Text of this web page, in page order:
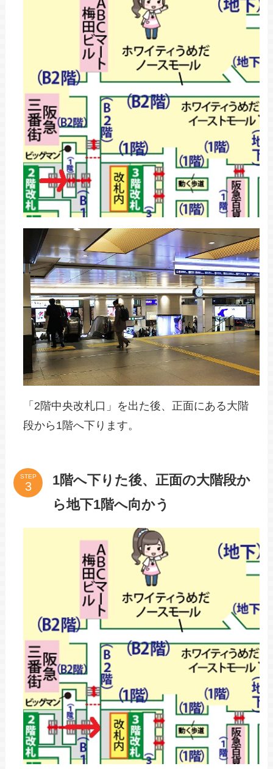
「2階中央改札口」を出た後、正面にある大階
段から1階へ下ります。
STEP
1階へ下りた後、正面の大階段か
ら地下1階へ向かう